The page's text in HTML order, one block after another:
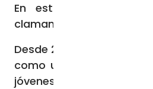
En estos tiempos,
clamando por la paz”.
Desde 2015, Lea dirige un
como un homenaje a
jóvenes en el Día del